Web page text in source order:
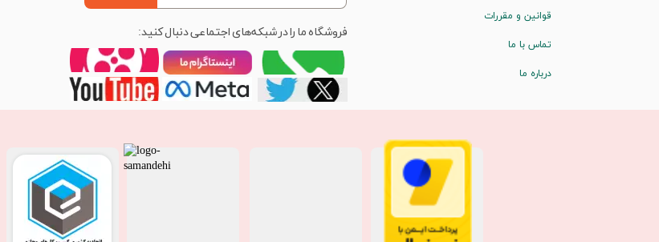
قوانین و مقررات
تماس با ما
درباره ما
فروشگاه ما را در شبکه‌های اجتماعی دنبال کنید: